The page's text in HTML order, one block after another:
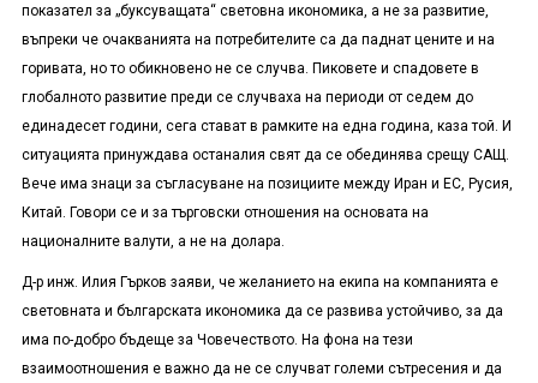
показател за „буксуващата“ световна икономика, а не за развитие,
въпреки че очакванията на потребителите са да паднат цените и на
горивата, но то обикновено не се случва. Пиковете и спадовете в
глобалното развитие преди се случваха на периоди от седем до
единадесет години, сега стават в рамките на една година, каза той. И
ситуацията принуждава останалия свят да се обединява срещу САЩ.
Вече има знаци за съгласуване на позициите между Иран и ЕС, Русия,
Китай. Говори се и за търговски отношения на основата на
националните валути, а не на долара.
Д-р инж. Илия Гърков заяви, че желанието на екипа на компанията е
световната и българската икономика да се развива устойчиво, за да
има по-добро бъдеще за Човечеството. На фона на тези
взаимоотношения е важно да не се случват големи сътресения и да